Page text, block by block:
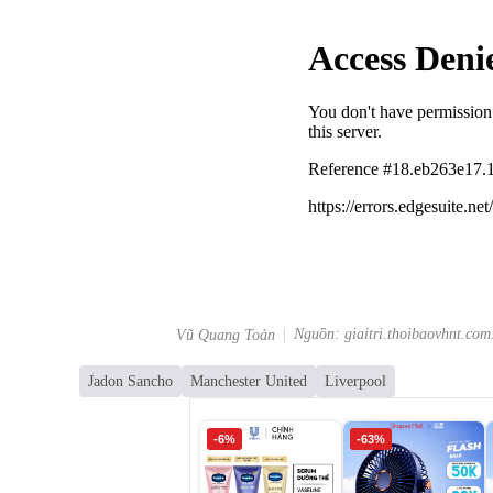
Vũ Quang Toản Nguồn:
Jadon Sancho Manchester United Liverpool
-6% -63%